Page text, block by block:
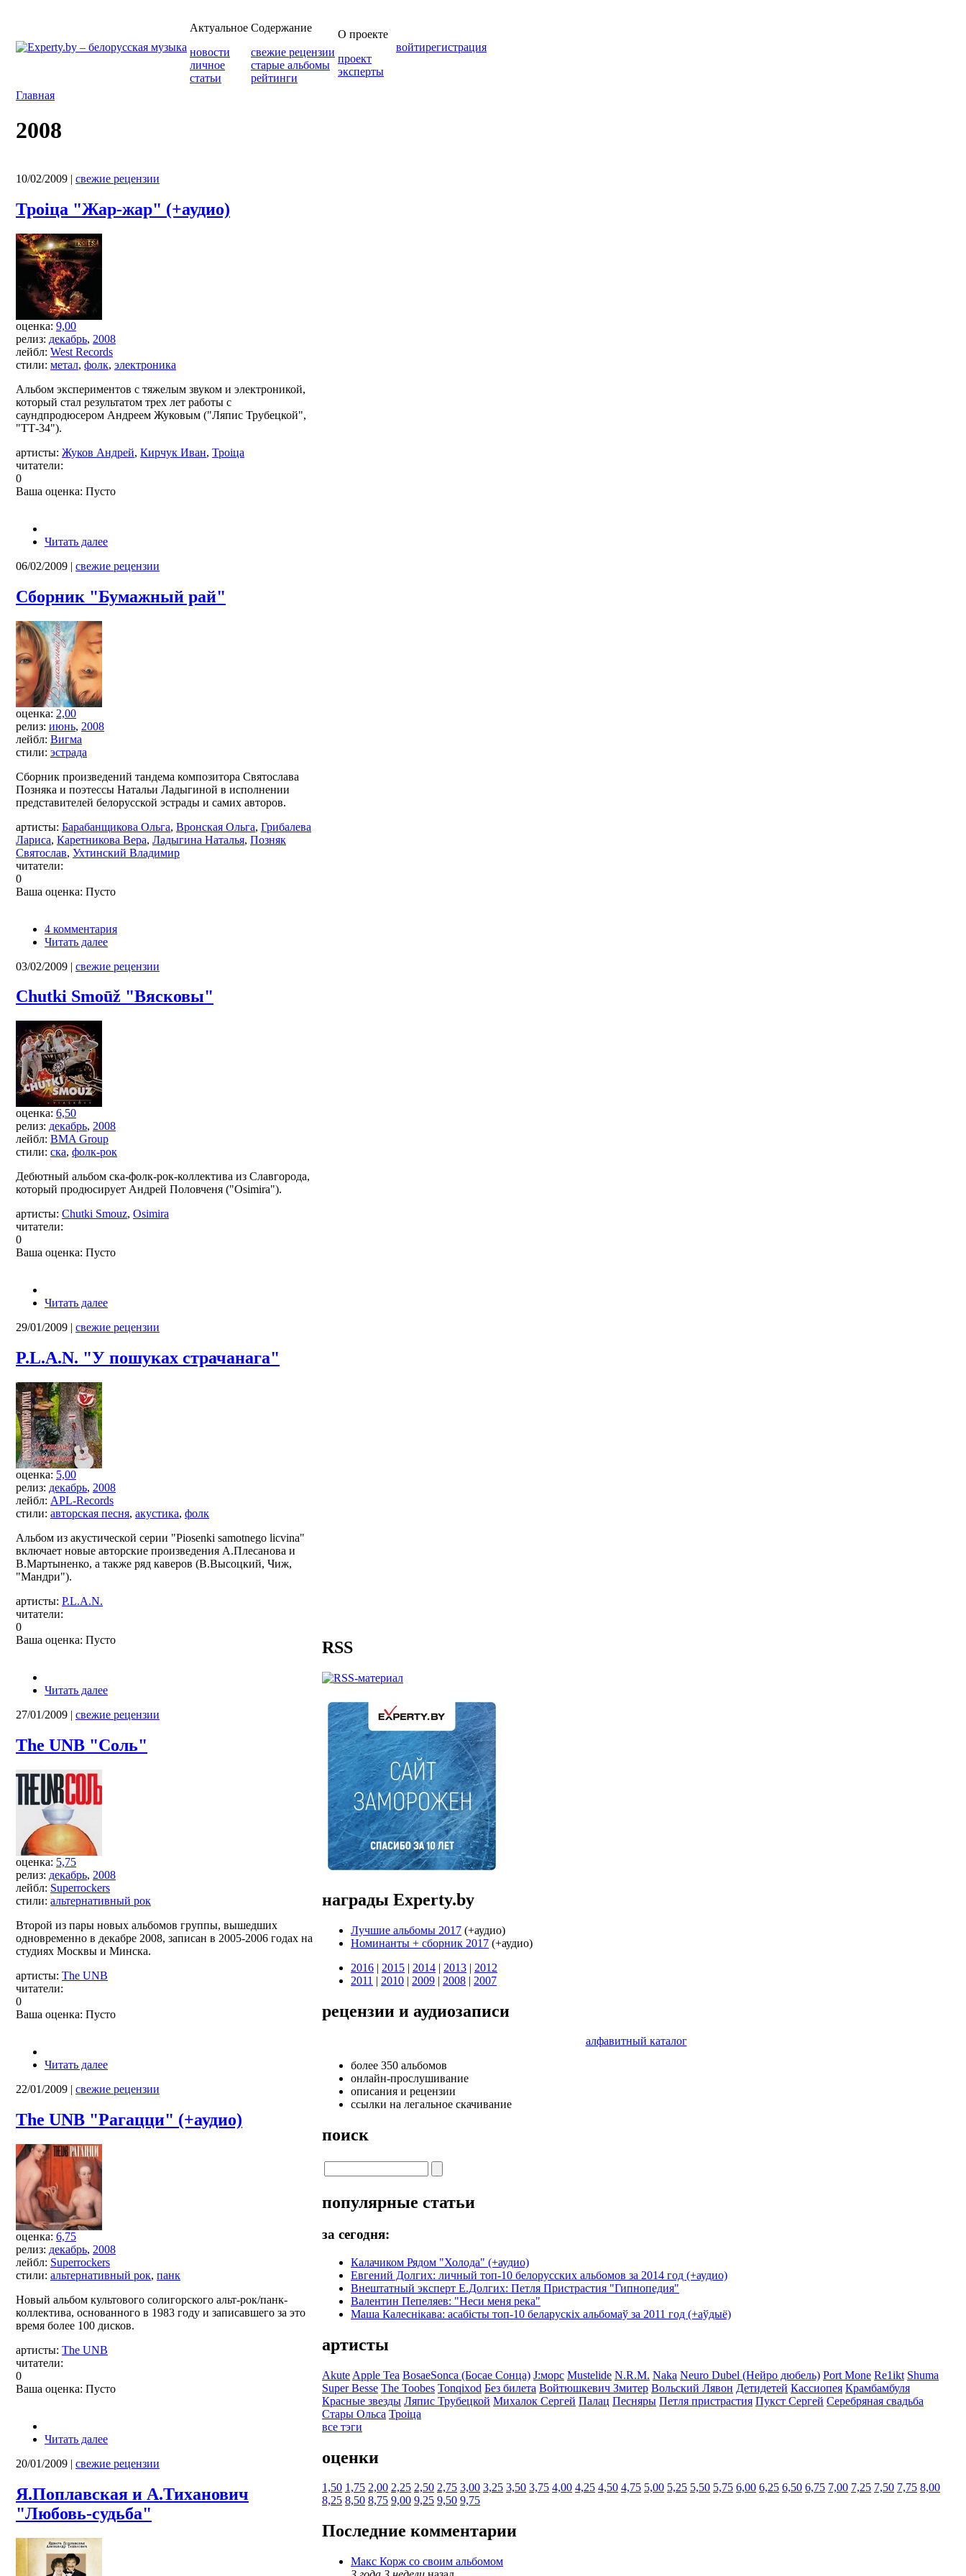
Актуальное
новости
личное
статьи
Содержание
свежие рецензии
старые альбомы
рейтинги
О проекте
проект
эксперты
войтирегистрация
Главная
2008
10/02/2009 | свежие рецензии
Троіца "Жар-жар" (+аудио)
оценка: 9,00
релиз: декабрь, 2008
лейбл: West Records
стили: метал, фолк, электроника
Альбом экспериментов с тяжелым звуком и электроникой,
который стал результатом трех лет работы с
саундпродюсером Андреем Жуковым ("Ляпис Трубецкой",
"ТТ-34").
артисты: Жуков Андрей, Кирчук Иван, Троіца
читатели:
0
Ваша оценка: Пусто
Читать далее
06/02/2009 | свежие рецензии
Сборник "Бумажный рай"
оценка: 2,00
релиз: июнь, 2008
лейбл: Вигма
стили: эстрада
Сборник произведений тандема композитора Святослава
Позняка и поэтессы Натальи Ладыгиной в исполнении
представителей белорусской эстрады и самих авторов.
артисты: Барабанщикова Ольга, Вронская Ольга, Грибалева
Лариса, Каретникова Вера, Ладыгина Наталья, Позняк
Святослав, Ухтинский Владимир
читатели:
0
Ваша оценка: Пусто
4 комментария
Читать далее
03/02/2009 | свежие рецензии
Chutki Smoūž "Вясковы"
оценка: 6,50
релиз: декабрь, 2008
лейбл: BMA Group
стили: ска, фолк-рок
Дебютный альбом ска-фолк-рок-коллектива из Славгорода,
который продюсирует Андрей Половченя ("Osimira").
артисты: Chutki Smouz, Osimira
читатели:
0
Ваша оценка: Пусто
Читать далее
29/01/2009 | свежие рецензии
P.L.A.N. "У пошуках страчанага"
оценка: 5,00
релиз: декабрь, 2008
лейбл: APL-Records
стили: авторская песня, акустика, фолк
Альбом из акустической серии "Piosenki samotnego licvina"
включает новые авторские произведения А.Плесанова и
В.Мартыненко, а также ряд каверов (В.Высоцкий, Чиж,
"Мандри").
артисты: P.L.A.N.
читатели:
0
Ваша оценка: Пусто
Читать далее
27/01/2009 | свежие рецензии
The UNB "Соль"
оценка: 5,75
релиз: декабрь, 2008
лейбл: Superrockers
стили: альтернативный рок
Второй из пары новых альбомов группы, вышедших
одновременно в декабре 2008, записан в 2005-2006 годах на
студиях Москвы и Минска.
артисты: The UNB
читатели:
0
Ваша оценка: Пусто
Читать далее
22/01/2009 | свежие рецензии
The UNB "Рагацци" (+аудио)
оценка: 6,75
релиз: декабрь, 2008
лейбл: Superrockers
стили: альтернативный рок, панк
Новый альбом культового солигорского альт-рок/панк-
коллектива, основанного в 1983 году и записавшего за это
время более 100 дисков.
артисты: The UNB
читатели:
0
Ваша оценка: Пусто
Читать далее
20/01/2009 | свежие рецензии
Я.Поплавская и А.Тиханович
"Любовь-судьба"
RSS
награды Experty.by
Лучшие альбомы 2017 (+аудио)
Номинанты + cборник 2017 (+аудио)
2016 | 2015 | 2014 | 2013 | 2012
2011 | 2010 | 2009 | 2008 | 2007
рецензии и аудиозаписи
алфавитный каталог
более 350 альбомов
онлайн-прослушивание
описания и рецензии
ссылки на легальное скачивание
поиск
популярные статьи
за сегодня:
Калачиком Рядом "Холода" (+аудио)
Евгений Долгих: личный топ-10 белорусских альбомов за 2014 год (+аудио)
Внештатный эксперт Е.Долгих: Петля Пристрастия "Гипнопедия"
Валентин Пепеляев: "Неси меня река"
Маша Калеснікава: асабісты топ-10 беларускіх альбомаў за 2011 год (+аўдыё)
артисты
Akute Apple Tea BosaeSonca (Босае Сонца) J:морс Mustelide N.R.M. Naka Neuro Dubel (Нейро дюбель) Port Mone Re1ikt Shuma
Super Besse The Toobes Tonqixod Без билета Войтюшкевич Змитер Вольский Лявон Детидетей Кассиопея Крамбамбуля
Красные звезды Ляпис Трубецкой Михалок Сергей Палац Песняры Петля пристрастия Пукст Сергей Серебряная свадьба
Стары Ольса Троіца
все тэги
оценки
1,50 1,75 2,00 2,25 2,50 2,75 3,00 3,25 3,50 3,75 4,00 4,25 4,50 4,75 5,00 5,25 5,50 5,75 6,00 6,25 6,50 6,75 7,00 7,25 7,50 7,75 8,00
8,25 8,50 8,75 9,00 9,25 9,50 9,75
Последние комментарии
Макс Корж со своим альбомом